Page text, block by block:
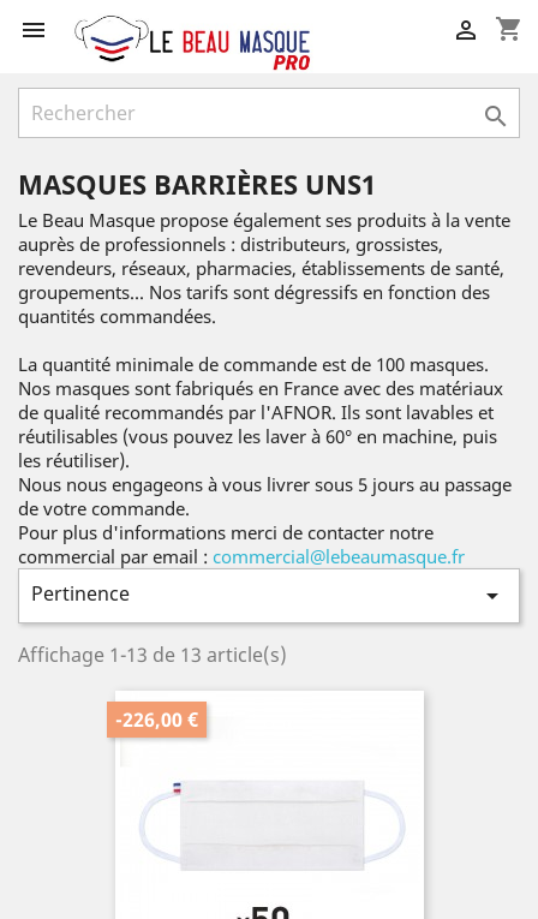
 shopping_cart


MASQUES BARRIÈRES UNS1
Le Beau Masque propose également ses produits à la vente
auprès de professionnels : distributeurs, grossistes,
revendeurs, réseaux, pharmacies, établissements de santé,
groupements... Nos tarifs sont dégressifs en fonction des
quantités commandées.
La quantité minimale de commande est de 100 masques.
Nos masques sont fabriqués en France avec des matériaux
de qualité recommandés par l'AFNOR. Ils sont lavables et
réutilisables (vous pouvez les laver à 60° en machine, puis
les réutiliser).
Nous nous engageons à vous livrer sous 5 jours au passage
de votre commande.
Pour plus d'informations merci de contacter notre
commercial par email : commercial@lebeaumasque.fr
Pertinence 
Affichage 1-13 de 13 article(s)
-226,00 €